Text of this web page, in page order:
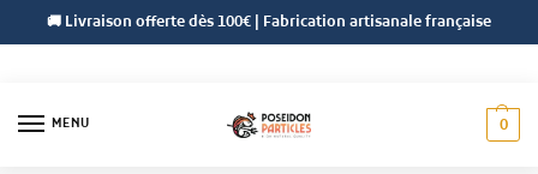
🚚 Livraison offerte dès 100€ | Fabrication artisanale française
MENU
0